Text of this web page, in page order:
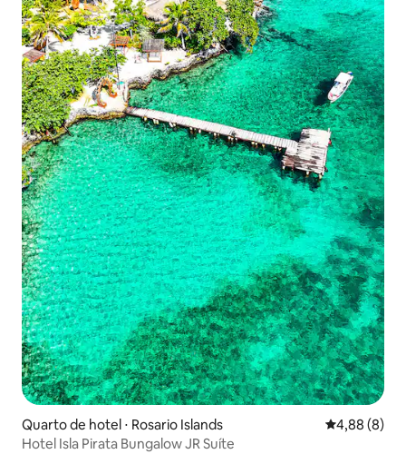
Quarto de hotel ⋅ Rosario Islands 4,88 de uma
4,88 (8)
Hotel Isla Pirata Bungalow JR Suíte